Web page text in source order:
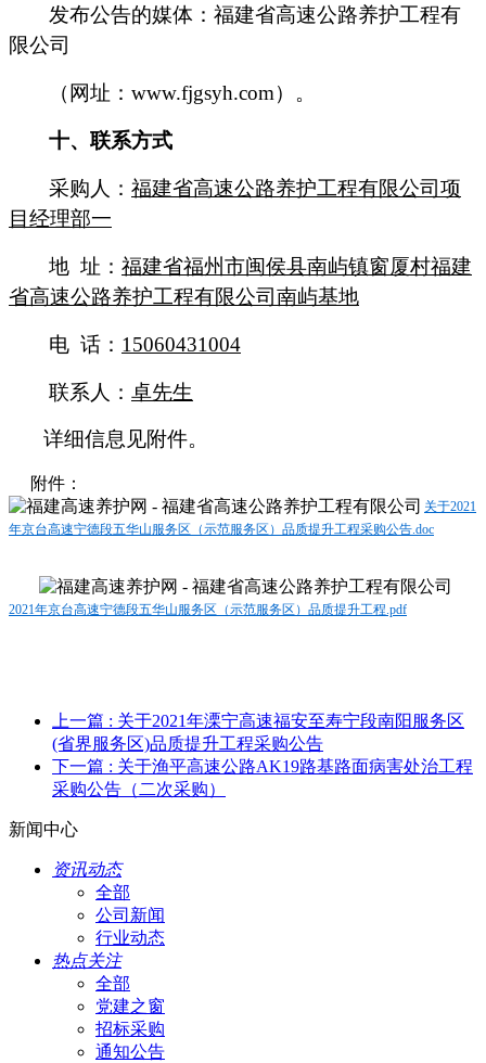
发布公告的媒体： 福建省高速公路养护工程有
限公司
（网址： www.fjgsyh.com） 。
十、联系方式
采购人 ： 福建省高速公路养护工程有限公司项
目经理部一
地 址： 福建省福州市闽侯县南屿镇窗厦村福建
省高速公路养护工程有限公司南屿基地
电 话： 1 5060431004
联系人： 卓先生
详细信息见附件。
附件：
关于2021
年京台高速宁德段五华山服务区（示范服务区）品质提升工程采购公告.doc
2021年京台高速宁德段五华山服务区（示范服务区）品质提升工程.pdf
上一篇 : 关于2021年溧宁高速福安至寿宁段南阳服务区
(省界服务区)品质提升工程采购公告
下一篇 : 关于渔平高速公路AK19路基路面病害处治工程
采购公告（二次采购）
新闻中心
资讯动态
全部
公司新闻
行业动态
热点关注
全部
党建之窗
招标采购
通知公告